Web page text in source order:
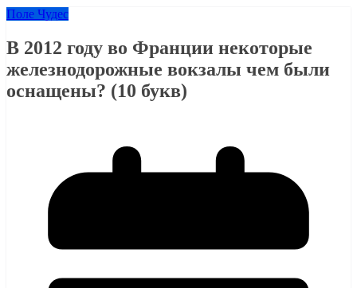
Поле Чудес
В 2012 году во Франции некоторые
железнодорожные вокзалы чем были
оснащены? (10 букв)